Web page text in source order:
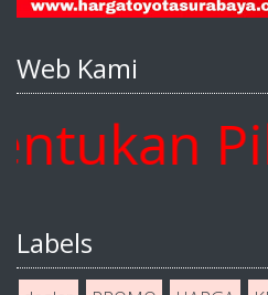
Web Kami
Labels